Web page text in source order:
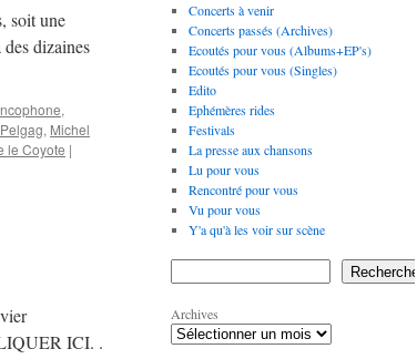
soit une
dizaines
,
, Michel
le Coyote |
ICI. .
Concerts à venir
Concerts passés (Archives)
Ecoutés pour vous (Albums+EP's)
Ecoutés pour vous (Singles)
Edito
Ephémères rides
Festivals
La presse aux chansons
Lu pour vous
Rencontré pour vous
Vu pour vous
Y'a qu'à les voir sur scène
Rechercher
Archives